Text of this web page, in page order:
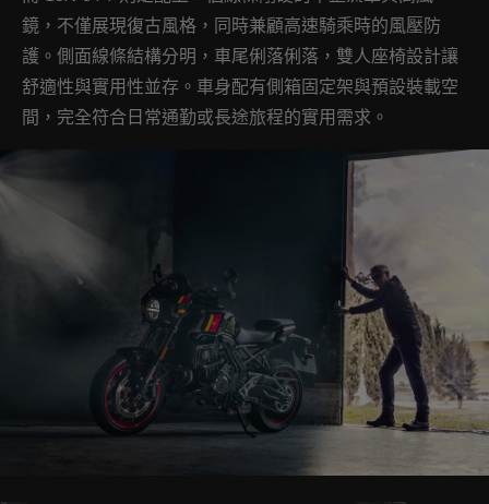
鏡，不僅展現復古風格，同時兼顧高速騎乘時的風壓防
護。側面線條結構分明，車尾俐落俐落，雙人座椅設計讓
舒適性與實用性並存。車身配有側箱固定架與預設裝載空
間，完全符合日常通勤或長途旅程的實用需求。